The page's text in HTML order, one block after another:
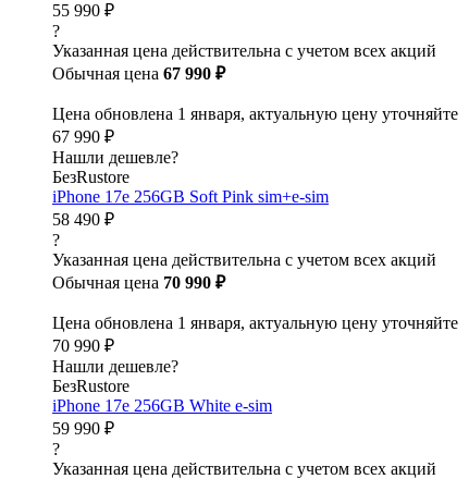
55 990 ₽
?
Указанная цена действительна с учетом всех акций
Обычная цена 67 990 ₽
Цена обновлена 1 января, актуальную цену уточняйте
67 990 ₽
Нашли дешевле?
БезRustore
iPhone 17e 256GB Soft Pink sim+e-sim
58 490 ₽
?
Указанная цена действительна с учетом всех акций
Обычная цена 70 990 ₽
Цена обновлена 1 января, актуальную цену уточняйте
70 990 ₽
Нашли дешевле?
БезRustore
iPhone 17e 256GB White e-sim
59 990 ₽
?
Указанная цена действительна с учетом всех акций